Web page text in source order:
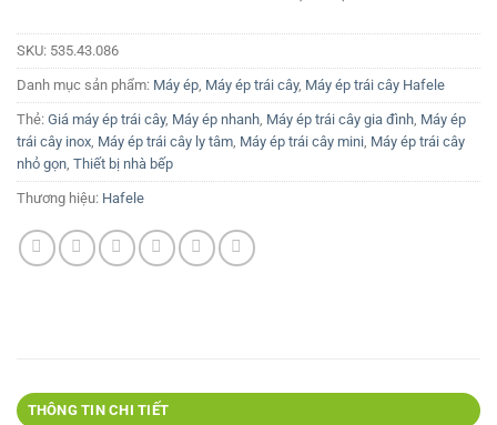
SKU: 535.43.086
Danh mục sản phẩm: Máy ép, Máy ép trái cây, Máy ép trái cây Hafele
Thẻ: Giá máy ép trái cây, Máy ép nhanh, Máy ép trái cây gia đình, Máy ép
trái cây inox, Máy ép trái cây ly tâm, Máy ép trái cây mini, Máy ép trái cây
nhỏ gọn, Thiết bị nhà bếp
Thương hiệu: Hafele
THÔNG TIN CHI TIẾT